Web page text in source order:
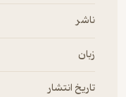
ناشر
زبان
تاریخ انتشار